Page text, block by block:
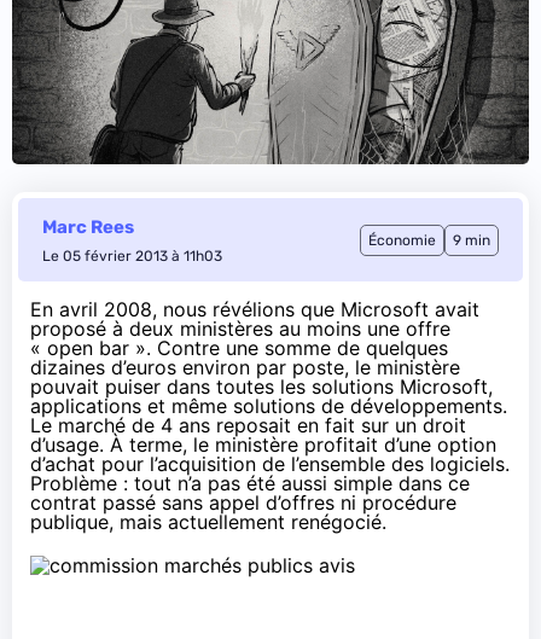
Marc Rees
Le 05 février 2013 à 11h03
Économie 9 min
En avril 2008, nous révélions que Microsoft avait
proposé à deux ministères au moins une offre
« open bar ». Contre une somme de quelques
dizaines d’euros environ par poste, le ministère
pouvait puiser dans toutes les solutions Microsoft,
applications et même solutions de développements.
Le marché de 4 ans reposait en fait sur un droit
d’usage. À terme, le ministère profitait d’une option
d’achat pour l’acquisition de l’ensemble des logiciels.
Problème : tout n’a pas été aussi simple dans ce
contrat passé sans appel d’offres ni procédure
publique, mais actuellement renégocié.